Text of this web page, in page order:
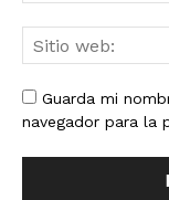
Guarda mi
navegador para la